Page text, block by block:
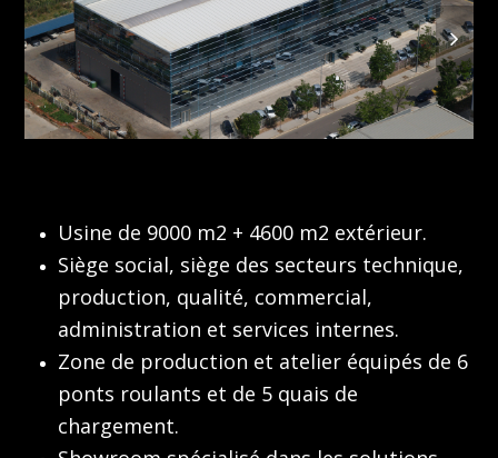
Usine de 9000 m2 + 4600 m2 extérieur.
Siège social, siège des secteurs technique,
production, qualité, commercial,
administration et services internes.
Zone de production et atelier équipés de 6
ponts roulants et de 5 quais de
chargement.